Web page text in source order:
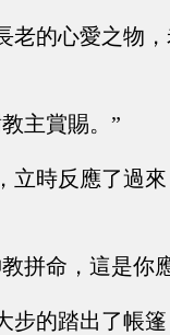
老的心愛之物
主賞賜。”
立時反應了過
拼命，這是你
步的踏出了帳